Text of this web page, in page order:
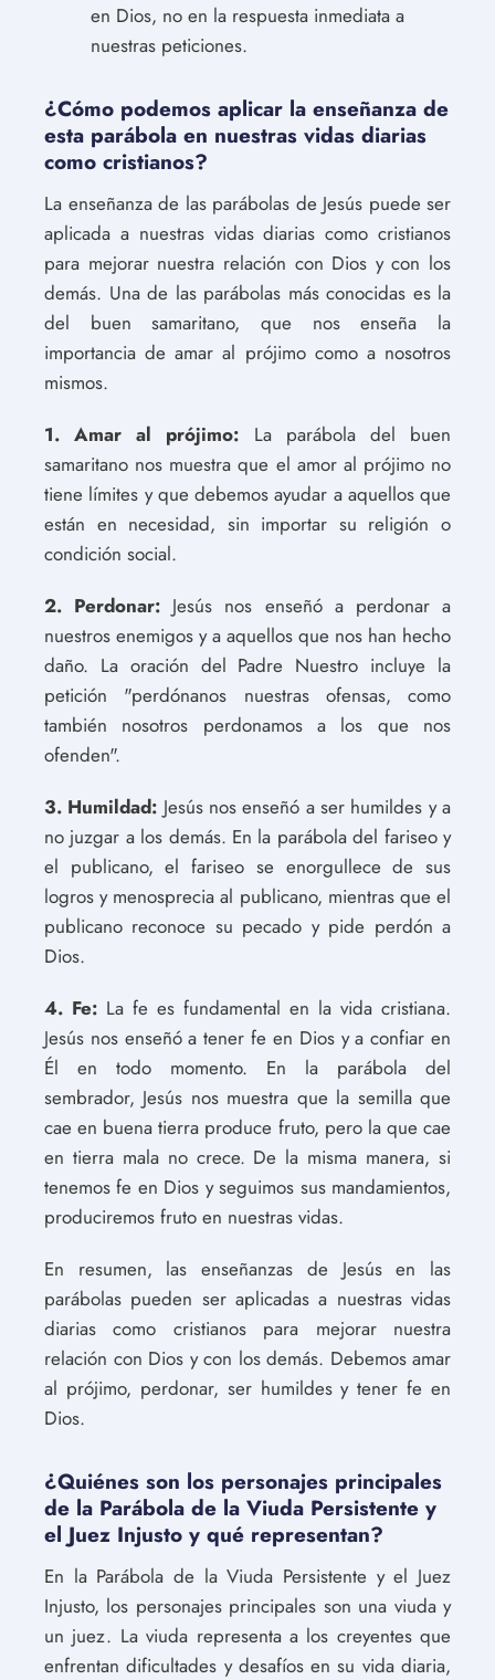
en Dios, no en la respuesta inmediata a
nuestras peticiones.
¿Cómo podemos aplicar la enseñanza de
esta parábola en nuestras vidas diarias
como cristianos?
La enseñanza de las parábolas de Jesús puede ser
aplicada a nuestras vidas diarias como cristianos
para mejorar nuestra relación con Dios y con los
demás. Una de las parábolas más conocidas es la
del buen samaritano, que nos enseña la
importancia de amar al prójimo como a nosotros
mismos.
1. Amar al prójimo: La parábola del buen
samaritano nos muestra que el amor al prójimo no
tiene límites y que debemos ayudar a aquellos que
están en necesidad, sin importar su religión o
condición social.
2. Perdonar: Jesús nos enseñó a perdonar a
nuestros enemigos y a aquellos que nos han hecho
daño. La oración del Padre Nuestro incluye la
petición "perdónanos nuestras ofensas, como
también nosotros perdonamos a los que nos
ofenden".
3. Humildad: Jesús nos enseñó a ser humildes y a
no juzgar a los demás. En la parábola del fariseo y
el publicano, el fariseo se enorgullece de sus
logros y menosprecia al publicano, mientras que el
publicano reconoce su pecado y pide perdón a
Dios.
4. Fe: La fe es fundamental en la vida cristiana.
Jesús nos enseñó a tener fe en Dios y a confiar en
Él en todo momento. En la parábola del
sembrador, Jesús nos muestra que la semilla que
cae en buena tierra produce fruto, pero la que cae
en tierra mala no crece. De la misma manera, si
tenemos fe en Dios y seguimos sus mandamientos,
produciremos fruto en nuestras vidas.
En resumen, las enseñanzas de Jesús en las
parábolas pueden ser aplicadas a nuestras vidas
diarias como cristianos para mejorar nuestra
relación con Dios y con los demás. Debemos amar
al prójimo, perdonar, ser humildes y tener fe en
Dios.
¿Quiénes son los personajes principales
de la Parábola de la Viuda Persistente y
el Juez Injusto y qué representan?
En la Parábola de la Viuda Persistente y el Juez
Injusto, los personajes principales son una viuda y
un juez. La viuda representa a los creyentes que
enfrentan dificultades y desafíos en su vida diaria,